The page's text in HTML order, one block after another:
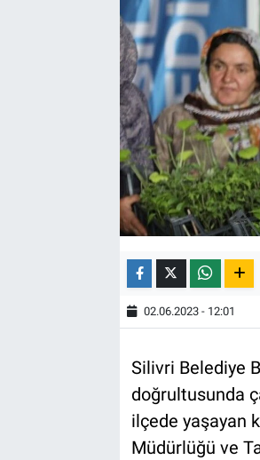
02.06.2023 - 12:01
Silivri Belediye
doğrultusunda
ilçede yaşayan
Müdürlüğü ve